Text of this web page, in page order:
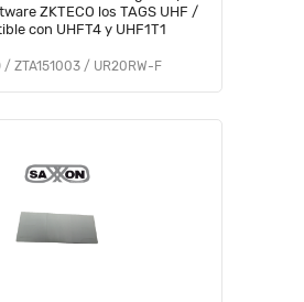
ZKTECO los TAGS UHF /
con UHFT4 y UHF1T1
/ ZTA151003 / UR20RW-F